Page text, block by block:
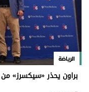
الرياضة
براون يحذر «سيكسرز» من